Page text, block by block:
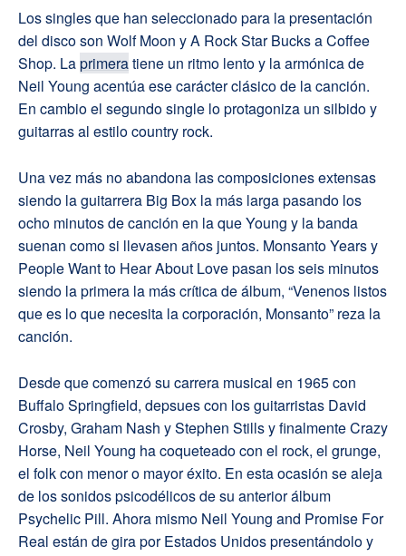
Los singles que han seleccionado para la presentación
del disco son Wolf Moon y A Rock Star Bucks a Coffee
Shop. Laprimeratiene un ritmo lento y la armónica de
Neil Young acentúa ese carácter clásico de la canción.
En cambio el segundo single lo protagoniza un silbido y
guitarras al estilo country rock.
Una vez más no abandona las composiciones extensas
siendo la guitarrera Big Box la más larga pasando los
ocho minutos de canción en la que Young y la banda
suenan como si llevasen años juntos. Monsanto Years y
People Want to Hear About Love pasan los seis minutos
siendo la primera la más crítica de álbum, “Venenos listos
que es lo que necesita la corporación, Monsanto” reza la
canción.
Desde que comenzó su carrera musical en 1965 con
Buffalo Springfield, depsues con los guitarristas David
Crosby, Graham Nash y Stephen Stills y finalmente Crazy
Horse, Neil Young ha coqueteado con el rock, el grunge,
el folk con menor o mayor éxito. En esta ocasión se aleja
de los sonidos psicodélicos de su anterior álbum
Psychelic Pill. Ahora mismo Neil Young and Promise For
Real están de gira por Estados Unidos presentándolo y